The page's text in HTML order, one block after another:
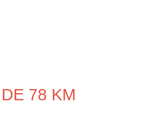
78 KM